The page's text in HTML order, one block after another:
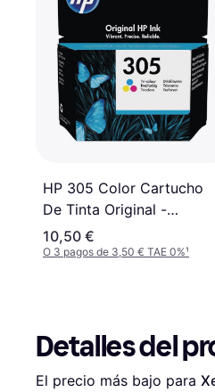
HP 305 Color Cartucho
De Tinta Original -
3ym60ae
10,50 €
O 3 pagos de 3,50 € TAE 0%¹
Detalles del
El precio más bajo para